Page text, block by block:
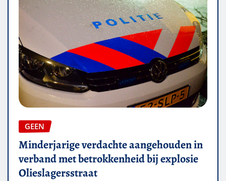
GEEN
Minderjarige verdachte aangehouden in
verband met betrokkenheid bij explosie
Olieslagersstraat